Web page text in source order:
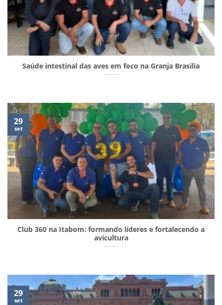
Saúde intestinal das aves em foco na Granja Brasilia
Club 360 na Itabom: formando líderes e fortalecendo a
avicultura
29
set
29
set